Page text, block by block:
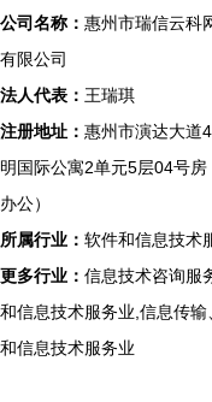
公司名称： 惠州市瑞信云科
有限公司
法人代表： 王瑞琪
注册地址： 惠州市演达大道
明国际公寓2单元5层04号房
办公）
所属行业： 软件和信息技术
更多行业： 信息技术咨询服
和信息技术服务业,信息传输
和信息技术服务业